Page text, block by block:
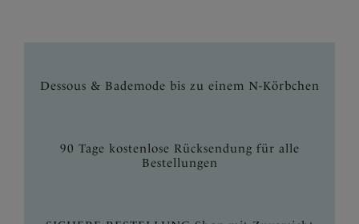
Dessous & Bademode bis zu einem N-Körbchen
90 Tage kostenlose Rücksendung für alle
Bestellungen